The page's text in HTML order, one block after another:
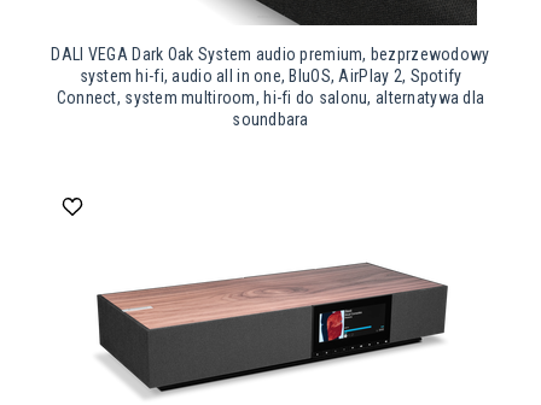
DALI VEGA Dark Oak System audio premium, bezprzewodowy
system hi-fi, audio all in one, BluOS, AirPlay 2, Spotify
Connect, system multiroom, hi-fi do salonu, alternatywa dla
soundbara